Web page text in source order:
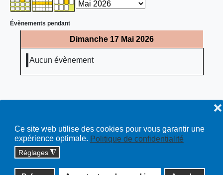
Ce site web utilise des cookies pour vous garantir une
expérience optimale. Politique de confidentialité
Réglages ◮
❌
Évènements pendant
Dimanche 17 Mai 2026
Aucun évènement
Copyright © 2026 cossonay.ch - tous droits réservés | site :